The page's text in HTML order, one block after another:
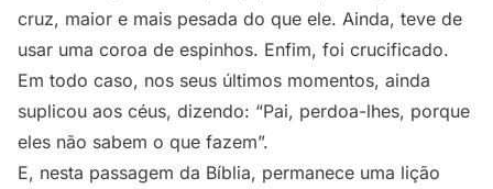
cruz, maior e mais pesada do que ele. Ainda, teve de
usar uma coroa de espinhos. Enfim, foi crucificado.
Em todo caso, nos seus últimos momentos, ainda
suplicou aos céus, dizendo: “Pai, perdoa-lhes, porque
eles não sabem o que fazem”.
E, nesta passagem da Bíblia, permanece uma lição